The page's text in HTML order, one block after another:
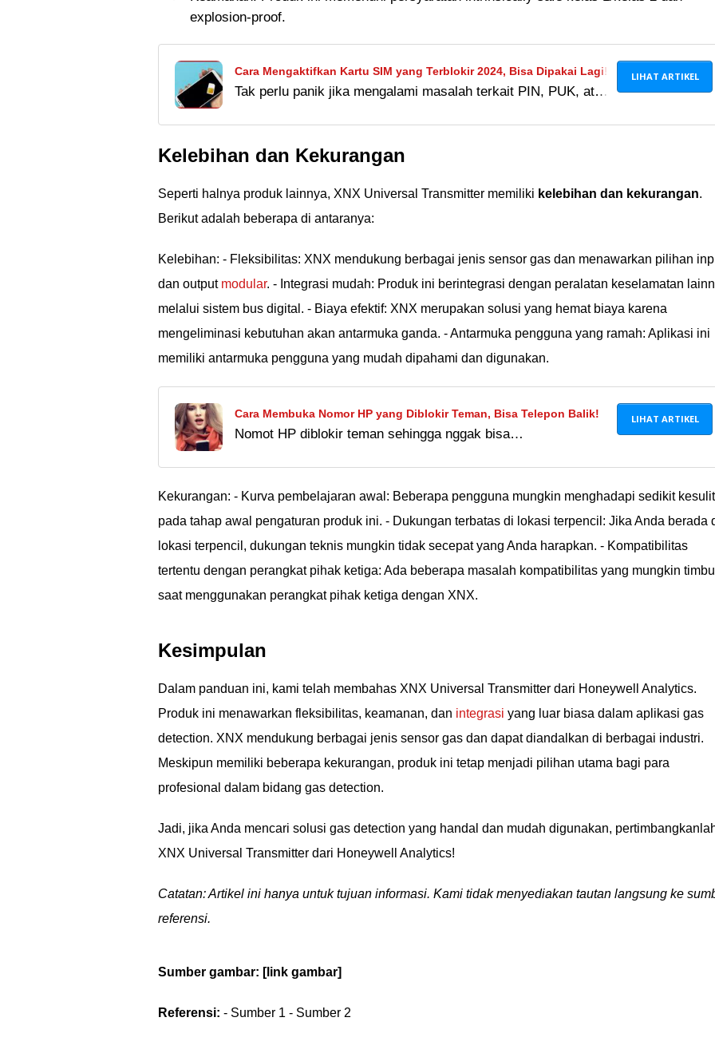
explosion-proof.
Cara Mengaktifkan Kartu SIM yang Terblokir 2024, Bisa Dipakai Lagi!
Tak perlu panik jika mengalami masalah terkait PIN, PUK, atau
LIHAT ARTIKEL
Kelebihan dan Kekurangan
Seperti halnya produk lainnya, XNX Universal Transmitter memiliki kelebihan dan kekurangan.
Berikut adalah beberapa di antaranya:
Kelebihan: - Fleksibilitas: XNX mendukung berbagai jenis sensor gas dan menawarkan pilihan
dan output modular. - Integrasi mudah: Produk ini berintegrasi dengan peralatan keselamatan
melalui sistem bus digital. - Biaya efektif: XNX merupakan solusi yang hemat biaya karena
mengeliminasi kebutuhan akan antarmuka ganda. - Antarmuka pengguna yang ramah: Aplikasi ini
memiliki antarmuka pengguna yang mudah dipahami dan digunakan.
Cara Membuka Nomor HP yang Diblokir Teman, Bisa Telepon Balik!
Nomot HP diblokir teman sehingga nggak bisa
LIHAT ARTIKEL
Kekurangan: - Kurva pembelajaran awal: Beberapa pengguna mungkin menghadapi sedikit
pada tahap awal pengaturan produk ini. - Dukungan terbatas di lokasi terpencil: Jika Anda berada
lokasi terpencil, dukungan teknis mungkin tidak secepat yang Anda harapkan. - Kompatibilitas
tertentu dengan perangkat pihak ketiga: Ada beberapa masalah kompatibilitas yang mungkin
saat menggunakan perangkat pihak ketiga dengan XNX.
Kesimpulan
Dalam panduan ini, kami telah membahas XNX Universal Transmitter dari Honeywell Analytics.
Produk ini menawarkan fleksibilitas, keamanan, dan integrasi yang luar biasa dalam aplikasi gas
detection. XNX mendukung berbagai jenis sensor gas dan dapat diandalkan di berbagai industri.
Meskipun memiliki beberapa kekurangan, produk ini tetap menjadi pilihan utama bagi para
profesional dalam bidang gas detection.
Jadi, jika Anda mencari solusi gas detection yang handal dan mudah digunakan,
XNX Universal Transmitter dari Honeywell Analytics!
Catatan: Artikel ini hanya untuk tujuan informasi. Kami tidak menyediakan tautan langsung ke
referensi.
Sumber gambar: [link gambar]
Referensi: - Sumber 1 - Sumber 2